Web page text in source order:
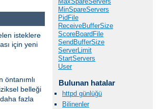
MinSpareServers
PidFile
ReceiveBufferSize
ScoreBoardFile
SendBufferSize
ServerLimit
StartServers
User
Bulunan hatalar
httpd günlüğü
Bilinenler
isteklere
için yeni
belleği
fazla